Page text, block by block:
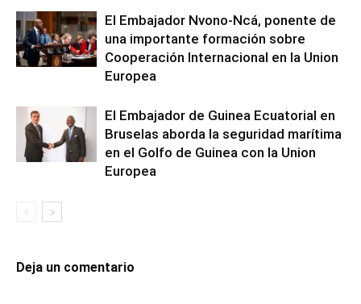
El Embajador Nvono-Ncá, ponente de
una importante formación sobre
Cooperación Internacional en la Union
Europea
El Embajador de Guinea Ecuatorial en
Bruselas aborda la seguridad marítima
en el Golfo de Guinea con la Union
Europea
Deja un comentario